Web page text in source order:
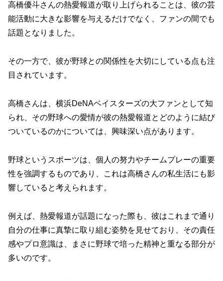
高橋優斗さんの熱愛報道が取り上げられることは、彼の芸
能活動に大きな影響を与えるだけでなく、ファンの間でも
話題となりました。
その一方で、彼が野球との関係性を大切にしている点も注
目されています。
高橋さんは、横浜DeNAベイスターズの大ファンとして知
られ、その野球への愛情が彼の熱愛報道とどのように結び
ついているのかについては、興味深い点があります。
野球というスポーツは、個人の努力やチームプレーの重要
性を強調するものであり、これは高橋さんの私生活にも影
響していると考えられます。
例えば、熱愛報道が話題になった際も、彼はこれまで通り
自分の仕事に真摯に取り組む姿勢を見せており、その責任
感やプロ意識は、まさに野球で培った精神と重なる部分が
多いのです。